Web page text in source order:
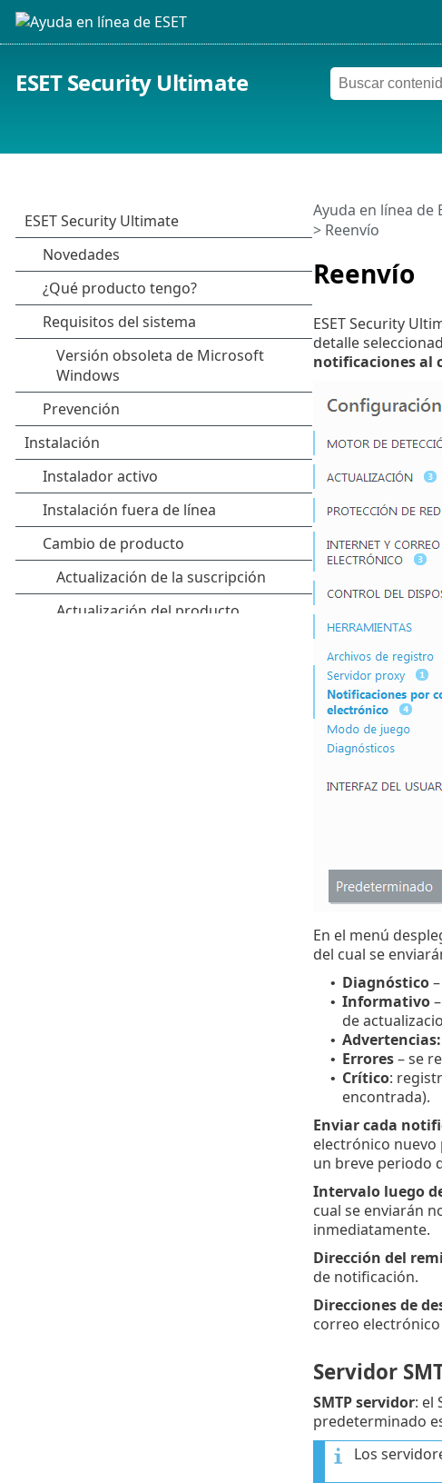
ESET Security Ultimate
Reenvío
Ayuda en línea de
> Reenvío
ESET Security
detalle
notificaciones al
En el menú
del cual se
• Diagnóstico–
• Informativo–
de
• Advertencias:
• Errores– se
• Crítico:
encontrada).
Enviar cada
electrónico nuevo
un breve periodo
Intervalo luego
cual se enviarán
inmediatamente.
Dirección del
de notificación.
Direcciones de
correo
Servidor
SMTP servidor: el
predeterminado
Los